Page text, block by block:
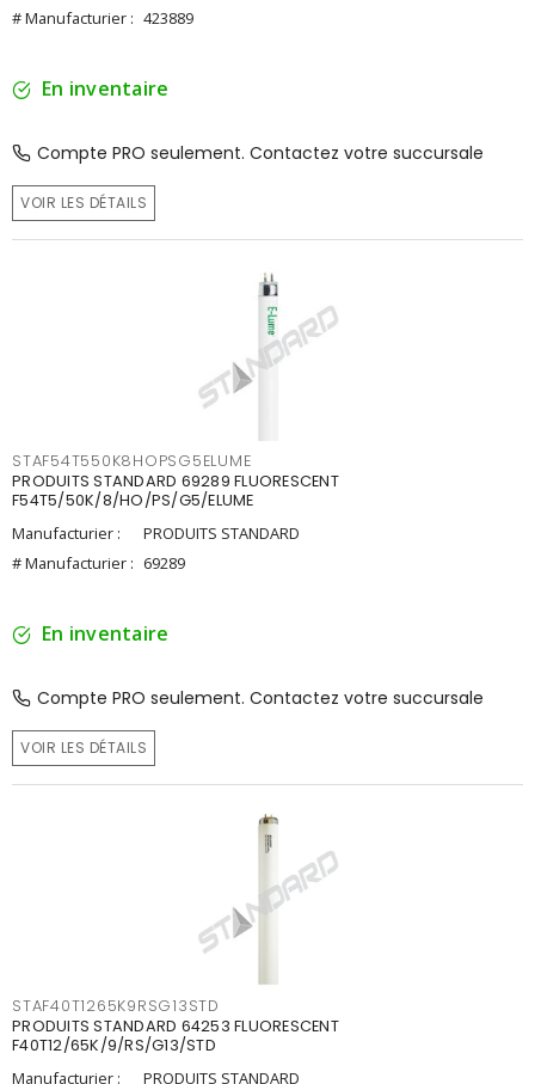
# Manufacturier : 423889
En inventaire
Compte PRO seulement. Contactez votre succursale
VOIR LES DÉTAILS
STAF54T550K8HOPSG5ELUME
PRODUITS STANDARD 69289 FLUORESCENT
F54T5/50K/8/HO/PS/G5/ELUME
Manufacturier :
PRODUITS STANDARD
# Manufacturier : 69289
En inventaire
Compte PRO seulement. Contactez votre succursale
VOIR LES DÉTAILS
STAF40T1265K9RSG13STD
PRODUITS STANDARD 64253 FLUORESCENT
F40T12/65K/9/RS/G13/STD
Manufacturier :
PRODUITS STANDARD